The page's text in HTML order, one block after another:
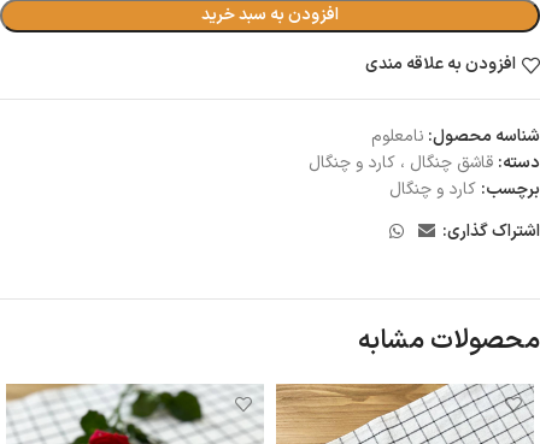
افزودن به سبد خرید
افزودن به علاقه مندی
شناسه محصول: نامعلوم
دسته: قاشق چنگال ، كارد و چنگال
برچسب: کارد و چنگال
اشتراک گذاری:
محصولات مشابه